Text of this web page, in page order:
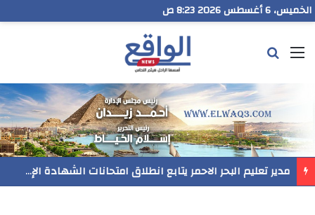
الخميس، 6 أغسطس 2026 8:23 ص
القائمة
مدير تعليم البحر الاحمر يتابع انطلاق امتحانات الشهادة الإعدادية ويؤكد: الانضباط